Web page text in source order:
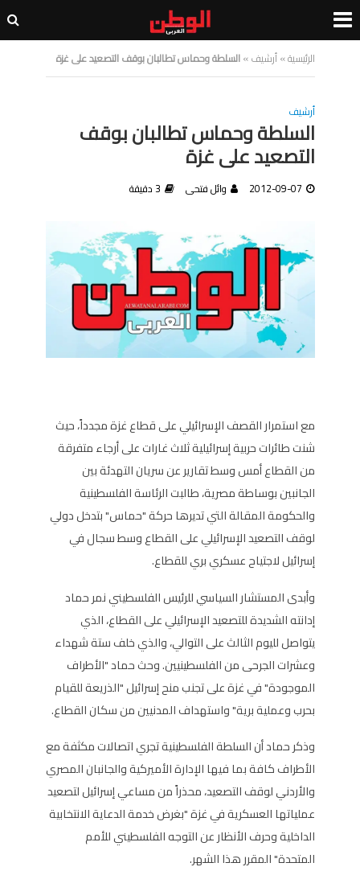
الرئيسية»أرشيف»السلطة وحماس تطالبان بوقف التصعيد على غزة
أرشيف
السلطة وحماس تطالبان بوقف
التصعيد على غزة
2012-09-07 وائل فتحى 3 دقيقة
مع استمرار القصف الإسرائيلي على قطاع غزة مجدداً، حيث
شنت طائرات حربية إسرائيلية ثلاث غارات على أرجاء متفرقة
من القطاع أمس وسط تقارير عن سريان التهدئة بين
الجانبين بوساطة مصرية، طالبت الرئاسة الفلسطينية
والحكومة المقالة التي تديرها حركة "حماس" بتدخل دولي
لوقف التصعيد الإسرائيلي على القطاع وسط سجال في
إسرائيل لاجتياح عسكري بري للقطاع.
وأبدى المستشار السياسي للرئيس الفلسطيني نمر حماد
إدانته الشديدة للتصعيد الإسرائيلي على القطاع، الذي
يتواصل لليوم الثالث على التوالي، والذي خلف ستة شهداء
وعشرات الجرحى من الفلسطينيين. وحث حماد "الأطراف
الموجودة" في غزة على تجنب منح إسرائيل "الذريعة للقيام
بحرب وعملية برية" واستهداف المدنيين من سكان القطاع.
وذكر حماد أن السلطة الفلسطينية تجري اتصالات مكثفة مع
الأطراف كافة بما فيها الإدارة الأميركية والجانبان المصري
والأردني لوقف التصعيد، محذراً من مساعي إسرائيل لتصعيد
عملياتها العسكرية في غزة "بغرض خدمة الدعاية الانتخابية
الداخلية وحرف الأنظار عن التوجه الفلسطيني للأمم
المتحدة" المقرر هذا الشهر.